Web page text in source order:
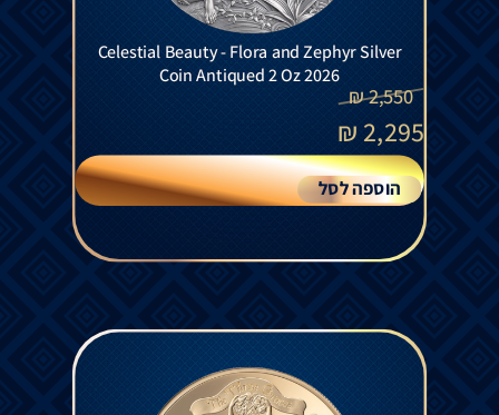
Celestial Beauty - Flora and Zephyr Silver
Coin Antiqued 2 Oz 2026
2,550
₪
2,295
₪
הוספה לסל